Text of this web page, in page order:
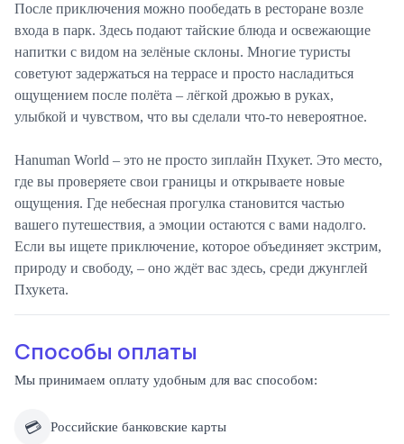
После приключения можно пообедать в ресторане возле
входа в парк. Здесь подают тайские блюда и освежающие
напитки с видом на зелёные склоны. Многие туристы
советуют задержаться на террасе и просто насладиться
ощущением после полёта – лёгкой дрожью в руках,
улыбкой и чувством, что вы сделали что-то невероятное.
Hanuman World – это не просто зиплайн Пхукет. Это место,
где вы проверяете свои границы и открываете новые
ощущения. Где небесная прогулка становится частью
вашего путешествия, а эмоции остаются с вами надолго.
Если вы ищете приключение, которое объединяет экстрим,
природу и свободу, – оно ждёт вас здесь, среди джунглей
Пхукета.
Способы оплаты
Мы принимаем оплату удобным для вас способом:
💳 Российские банковские карты